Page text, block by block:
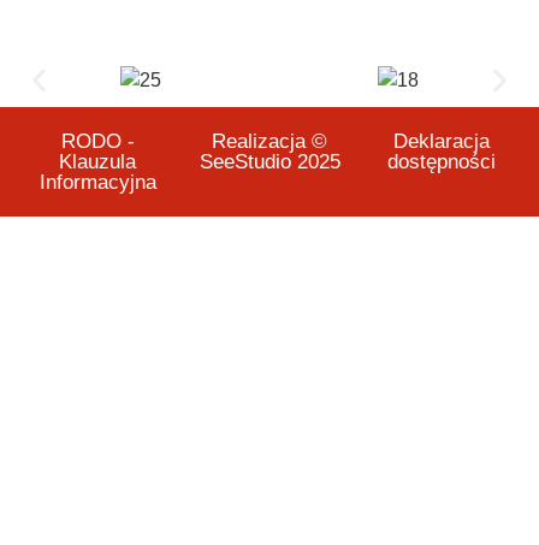
RODO -
Klauzula
Informacyjna
Realizacja ©
SeeStudio 2025
Deklaracja
dostępności